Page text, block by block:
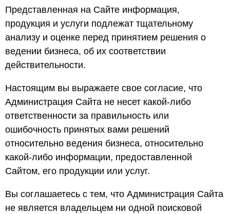
Представленная на Сайте информация,
продукция и услуги подлежат тщательному
анализу и оценке перед принятием решения о
ведении бизнеса, об их соответствии
действительности.
Настоящим вы выражаете свое согласие, что
Администрация Сайта не несет какой-либо
ответственности за правильность или
ошибочность принятых вами решений
относительно ведения бизнеса, относительно
какой-либо информации, предоставленной
Сайтом, его продукции или услуг.
Вы соглашаетесь с тем, что Администрация Сайта
не является владельцем ни одной поисковой